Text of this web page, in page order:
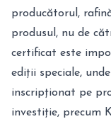
producătorul,
produsul, nu de
certificat este
ediții speciale,
inscripționat pe
investiție, precum